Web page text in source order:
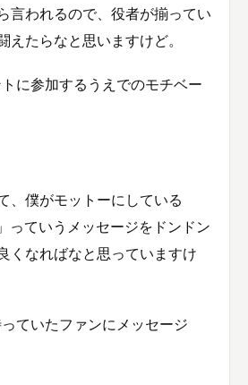
言われるので、役者が揃ってい
えたらなと思いますけど。
に参加するうえでのモチベー
、僕がモットーにしている
っていうメッセージをドンドン
くなればなと思っていますけ
ていたファンにメッセージ